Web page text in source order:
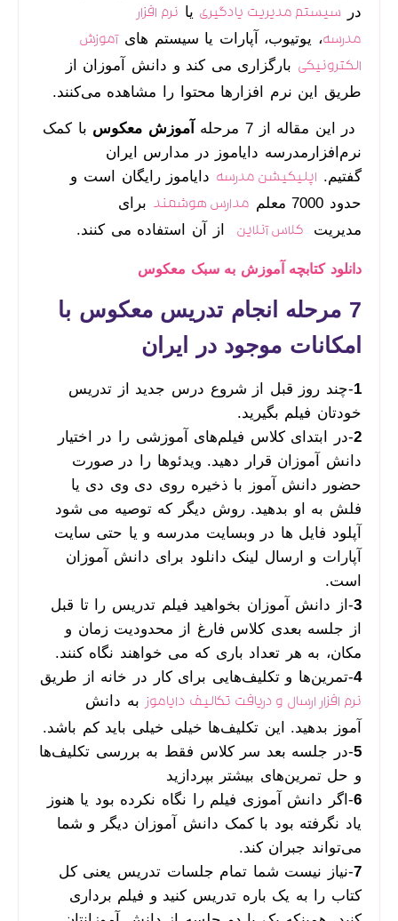
در سیستم مدیریت یادگیری یا نرم افزار
مدرسه، یوتیوب، آپارات یا سیستم های آموزش
الکترونیکی بارگزاری می کند و دانش آموزان از
طریق این نرم افزارها محتوا را مشاهده می‌کنند.
در این مقاله از 7 مرحله آموزش معکوس با کمک
نرم‌افزار‌مدرسه دایاموز در مدارس ایران
گفتیم. اپلیکیشن مدرسه دایاموز رایگان است و
حدود 7000 معلم
مدارس هوشمند برای
مدیریت
کلاس آنلاین از آن استفاده می کنند.
دانلود کتابچه آموزش به سبک معکوس
7 مرحله انجام تدریس معکوس با
امکانات موجود در ایران
1-چند روز قبل از شروع درس جدید از تدریس
خودتان فیلم بگیرید.
2-در ابتدای کلاس فیلم‌های آموزشی را در اختیار
دانش آموزان قرار دهید. ویدئوها را در صورت
حضور دانش آموز با ذخیره روی دی وی دی یا
فلش به او بدهید. روش دیگر که توصیه می شود
آپلود فایل ها در وبسایت مدرسه و یا حتی سایت
آپارات و ارسال لینک دانلود برای دانش آموزان
است.
3-از دانش آموزان بخواهید فیلم تدریس را تا قبل
از جلسه بعدی کلاس فارغ از محدودیت زمان و
مکان، به هر تعداد باری که می خواهند نگاه کنند.
4-تمرین‌ها و تکلیف‌هایی برای کار در خانه از طریق
نرم افزار ارسال و دریافت تکالیف دایاموز به دانش
آموز بدهید. این تکلیف‌ها خیلی خیلی باید کم باشد.
5-در جلسه بعد سر کلاس فقط به بررسی تکلیف‌ها
و حل تمرین‌های بیشتر بپردازید
6-اگر دانش آموزی فیلم را نگاه نکرده بود یا هنوز
یاد نگرفته بود با کمک دانش آموزان دیگر و شما
می‌تواند جبران کند.
7-نیاز نیست شما تمام جلسات تدریس یعنی کل
کتاب را به یک باره تدریس کنید و فیلم برداری